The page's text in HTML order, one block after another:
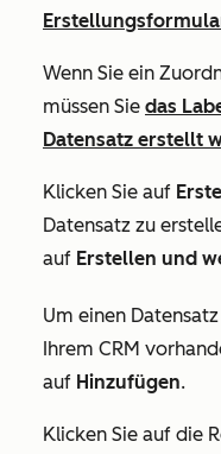
Wenn Sie ein
müssen Sie das
Datensatz erstellt
Klicken Sie auf
Datensatz zu
auf Erstellen und
Um einen
Ihrem CRM
auf Hinzufügen.
Klicken Sie auf die